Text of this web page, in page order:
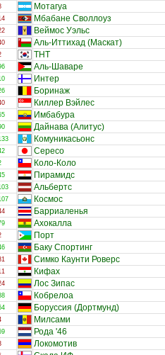
Мотагуа
Мбабане Своллоуз
Веймос Уэльс
Аль-Иттихад (Маскат)
ТНТ
Аль-Шаваре
Интер
Боринаж
Киллер Вэйлес
Имбабура
Дайнава (Алитус)
Комуникасьонс
Сересо
Коло-Коло
Пирамидс
Альбертс
Космос
Барриаленья
Ахокалла
Порт
Баку Спортинг
Симко Каунти Роверс
Кифах
Лос Зипас
Кобрелоа
Боруссия (Дортмунд)
Милсами
Рода '46
Локомотив